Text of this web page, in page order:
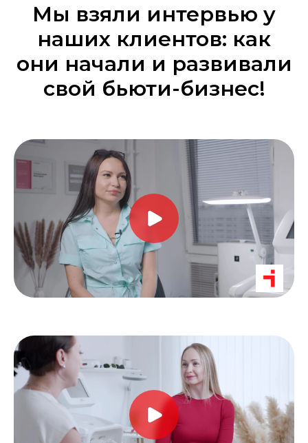
Мы взяли интервью у
наших клиентов: как
они начали и развивали
свой бьюти-бизнес!